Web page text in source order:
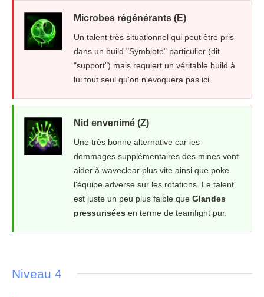
Microbes régénérants (E)
Un talent très situationnel qui peut être pris
dans un build "Symbiote" particulier (dit
"support") mais requiert un véritable build à
lui tout seul qu'on n'évoquera pas ici.
Nid envenimé (Z)
Une très bonne alternative car les
dommages supplémentaires des mines vont
aider à waveclear plus vite ainsi que poke
l'équipe adverse sur les rotations. Le talent
est juste un peu plus faible que Glandes
pressurisées en terme de teamfight pur.
Niveau 4